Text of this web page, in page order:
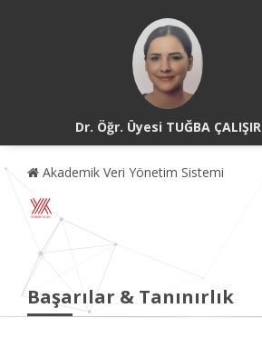
Dr. Öğr. Üyesi TUĞBA ÇALIŞIR
Akademik Veri Yönetim Sistemi
Başarılar & Tanınırlık